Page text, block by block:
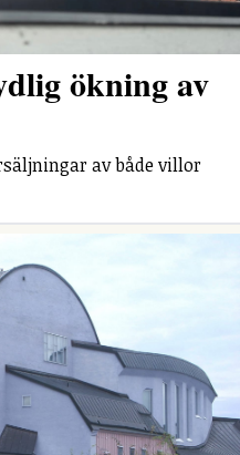
ökning av
av både villor